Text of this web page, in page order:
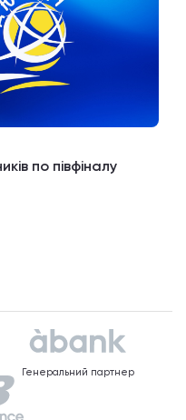
по півфіналу
Генеральний партнер